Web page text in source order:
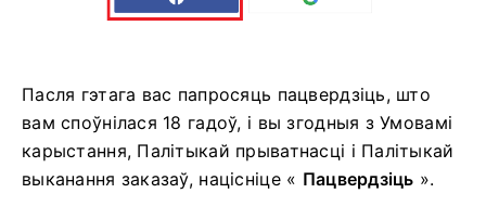
Пасля гэтага вас папросяць пацвердзіць, што
вам споўнілася 18 гадоў, і вы згодныя з Умовамі
карыстання, Палітыкай прыватнасці і Палітыкай
выканання заказаў, націсніце « Пацвердзіць ».